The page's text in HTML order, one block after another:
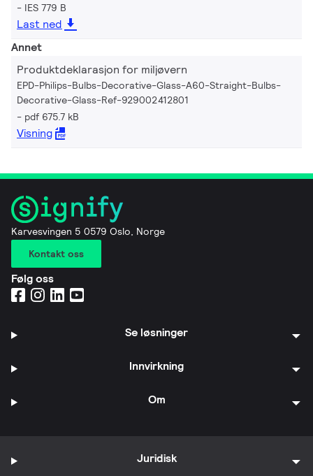
IES 779 B
Last ned
Annet
Produktdeklarasjon for miljøvern
EPD-Philips-Bulbs-Decorative-Glass-A60-Straight-Bulbs-
Decorative-Glass-Ref-929002412801
pdf 675.7 kB
Visning
Karvesvingen 5 0579 Oslo, Norge
Kontakt oss
Følg oss
Se løsninger
Innvirkning
Om
Juridisk